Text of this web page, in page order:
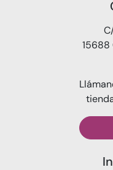
15688